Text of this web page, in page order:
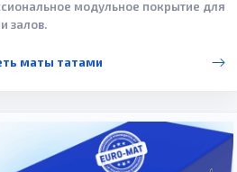
модульное покрытие для
залов.
маты татами